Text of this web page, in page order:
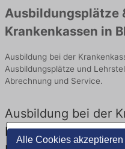
Alle Cookies akzeptieren
Ausbildungsplätze
Krankenkassen in
Ausbildung bei der
Ausbildungsplätze und
Abrechnung und Service.
Ausbildung bei der
Bleicherode –